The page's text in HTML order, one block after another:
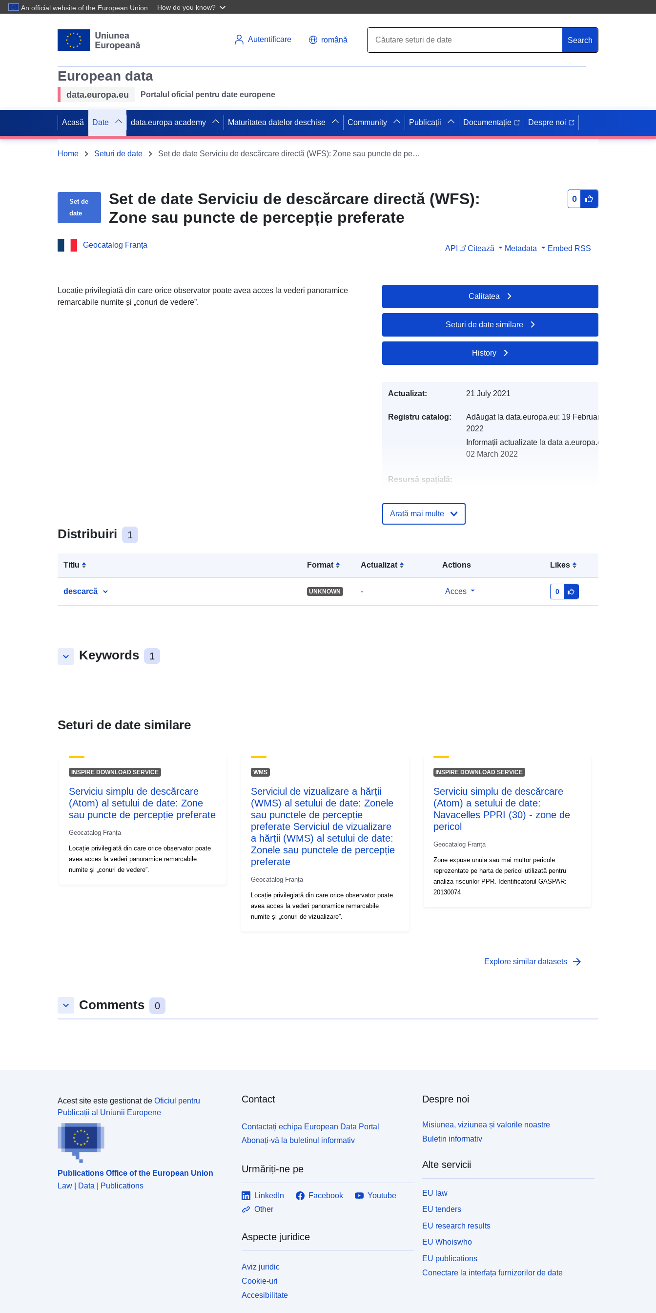
An official website of the European Union How do you know?
Autentificare română Search
European data
data.europa.eu Portalul oficial pentru date europene
Acasă Date data.europa academy Maturitatea datelor deschise Community Publicații Documentație Despre noi
Home Seturi de date Set de date Serviciu de descărcare directă (WFS): Zone sau puncte de percepție preferate
Set de
date
Set de date Serviciu de descărcare directă (WFS):
Zone sau puncte de percepție preferate
0
Geocatalog Franța API Citează Metadata Embed RSS
Locație privilegiată din care orice observator poate avea acces la vederi panoramice
remarcabile numite și „conuri de vedere”.
Distribuiri 1
Titlu Format Actualizat Actions Likes
descarcă UNKNOWN - Acces 0
keyboard_arrow_down Keywords 1
Calitatea
Seturi de date similare
History
Actualizat: 21 July 2021
Registru catalog: Adăugat la data.europa.eu: 19 February
2022
Informații actualizate la data a.europa.eu:
02 March 2022
Resursă spațială:
Identificatori:
120066022-srv-c6310773-ac10-
42bf-aad4-9123eb369639
Arată mai multe
Seturi de date similare
INSPIRE DOWNLOAD SERVICE
Serviciu simplu de descărcare
(Atom) al setului de date: Zone
sau puncte de percepție preferate
Geocatalog Franța
Locație privilegiată din care orice observator poate
avea acces la vederi panoramice remarcabile
numite și „conuri de vedere”.
WMS
Serviciul de vizualizare a hărții
(WMS) al setului de date: Zonele
sau punctele de percepție
preferate Serviciul de vizualizare
a hărții (WMS) al setului de date:
Zonele sau punctele de percepție
preferate
Geocatalog Franța
Locație privilegiată din care orice observator poate
avea acces la vederi panoramice remarcabile
numite și „conuri de vizualizare”.
INSPIRE DOWNLOAD SERVICE
Serviciu simplu de descărcare
(Atom) a setului de date:
Navacelles PPRI (30) - zone de
pericol
Geocatalog Franța
Zone expuse unuia sau mai multor pericole
reprezentate pe harta de pericol utilizată pentru
analiza riscurilor PPR. Identificatorul GASPAR:
20130074
Explore similar datasets arrow_forward
keyboard_arrow_down Comments 0
Acest site este gestionat de Oficiul pentru
Publicații al Uniunii Europene
Publications Office of the European Union
Law | Data | Publications
Contact
Contactați echipa European Data Portal
Abonați-vă la buletinul informativ
Urmăriți-ne pe
LinkedIn Facebook
Youtube
Other
Aspecte juridice
Aviz juridic
Cookie-uri
Accesibilitate
Despre noi
Misiunea, viziunea și valorile noastre
Buletin informativ
Alte servicii
EU law
EU tenders
EU research results
EU Whoiswho
EU publications
Conectare la interfața furnizorilor de date